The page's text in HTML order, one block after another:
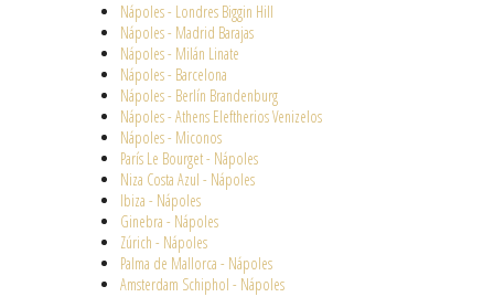
Nápoles - Londres Biggin Hill
Nápoles - Madrid Barajas
Nápoles - Milán Linate
Nápoles - Barcelona
Nápoles - Berlín Brandenburg
Nápoles - Athens Eleftherios Venizelos
Nápoles - Miconos
París Le Bourget - Nápoles
Niza Costa Azul - Nápoles
Ibiza - Nápoles
Ginebra - Nápoles
Zúrich - Nápoles
Palma de Mallorca - Nápoles
Amsterdam Schiphol - Nápoles